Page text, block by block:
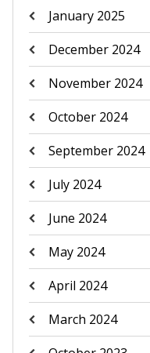
January 2025
December 2024
November 2024
October 2024
September 2024
July 2024
June 2024
May 2024
April 2024
March 2024